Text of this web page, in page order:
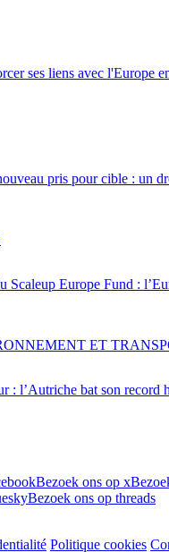
ses liens avec l'Europe
pris pour cible : un
Scaleup Europe Fund :
: l’Autriche bat son record
ET
Bezoek ons op x
Bezoek ons op threads
Politique cookies